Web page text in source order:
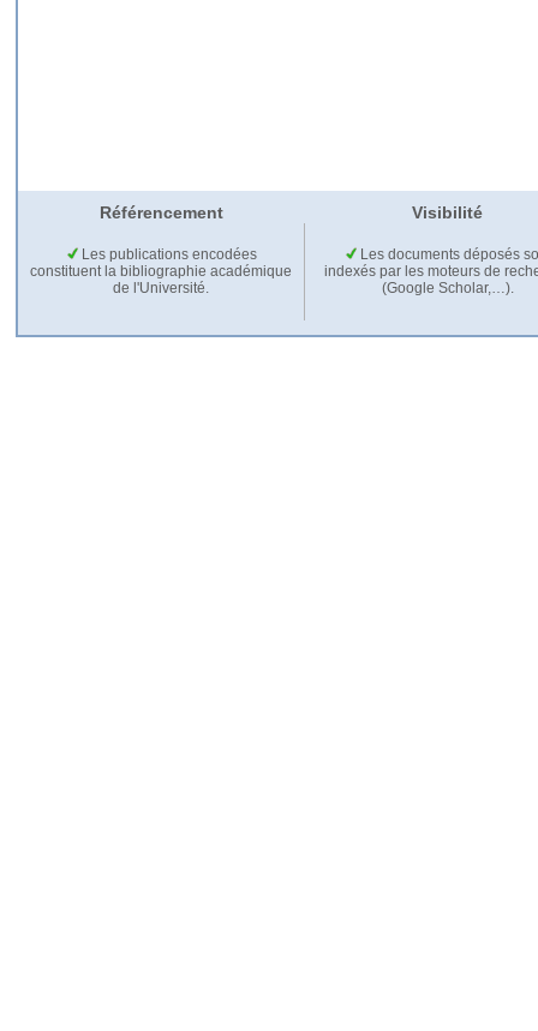
Référencement Visibilité
Les publications encodées
constituent la bibliographie académique
de l'Université.
Les documents déposés
indexés par les moteurs de
(Google Scholar,…).